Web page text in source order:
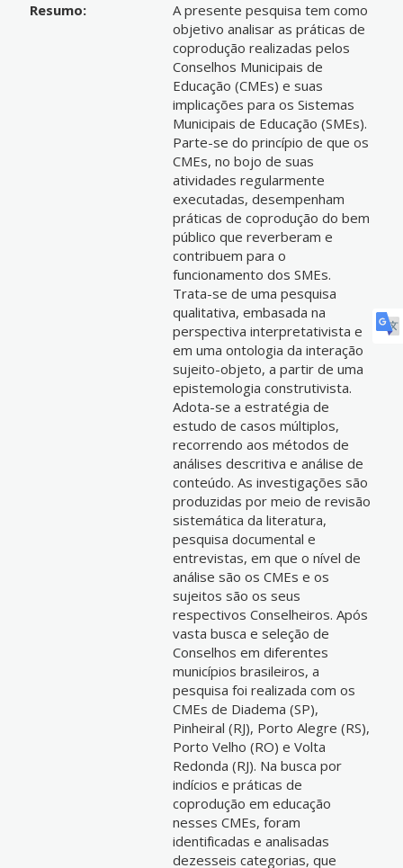
Resumo:
A presente pesquisa tem como
objetivo analisar as práticas de
coprodução realizadas pelos
Conselhos Municipais de
Educação (CMEs) e suas
implicações para os Sistemas
Municipais de Educação (SMEs).
Parte-se do princípio de que os
CMEs, no bojo de suas
atividades regularmente
executadas, desempenham
práticas de coprodução do bem
público que reverberam e
contribuem para o
funcionamento dos SMEs.
Trata-se de uma pesquisa
qualitativa, embasada na
perspectiva interpretativista e
em uma ontologia da interação
sujeito-objeto, a partir de uma
epistemologia construtivista.
Adota-se a estratégia de
estudo de casos múltiplos,
recorrendo aos métodos de
análises descritiva e análise de
conteúdo. As investigações são
produzidas por meio de revisão
sistemática da literatura,
pesquisa documental e
entrevistas, em que o nível de
análise são os CMEs e os
sujeitos são os seus
respectivos Conselheiros. Após
vasta busca e seleção de
Conselhos em diferentes
municípios brasileiros, a
pesquisa foi realizada com os
CMEs de Diadema (SP),
Pinheiral (RJ), Porto Alegre (RS),
Porto Velho (RO) e Volta
Redonda (RJ). Na busca por
indícios e práticas de
coprodução em educação
nesses CMEs, foram
identificadas e analisadas
dezesseis categorias, que